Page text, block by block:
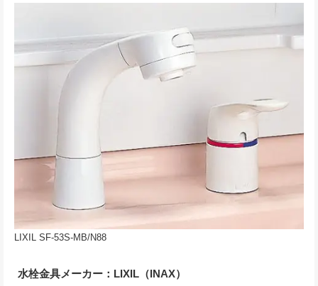
LIXIL SF-53S-MB/N88
水栓金具メーカー：LIXIL（INAX）